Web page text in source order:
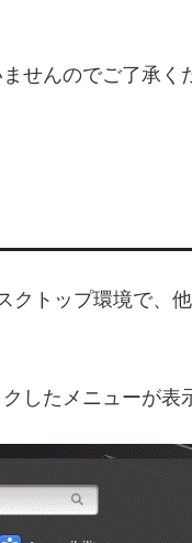
せんのでご了承く
クトップ環境で、
したメニューが表